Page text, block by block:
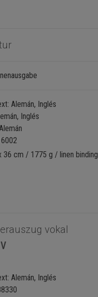
Alemán, Inglés
Inglés
36 cm / 1775 g / linen binding
vokal
Alemán, Inglés